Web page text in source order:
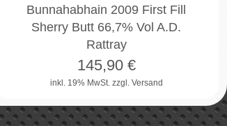
Bunnahabhain 2009 First Fill
Sherry Butt 66,7% Vol A.D.
Rattray
inkl. 19% MwSt. zzgl. Versand
145,90€